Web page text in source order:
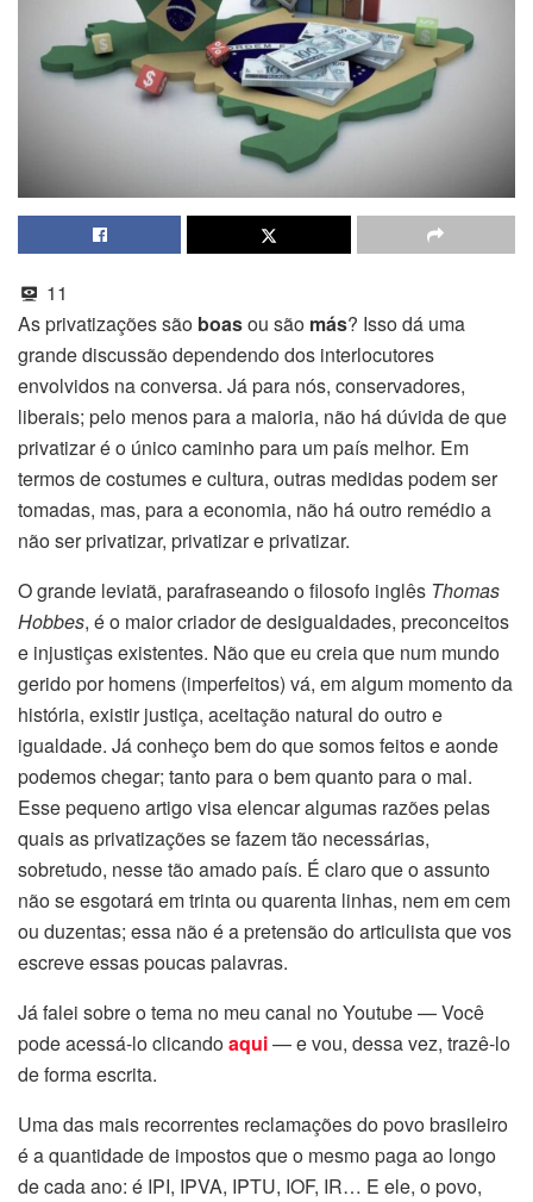
11
As privatizações são boasou são más? Isso dá uma
grande discussão dependendo dos interlocutores
envolvidos na conversa. Já para nós, conservadores,
liberais; pelo menos para a maioria, não há dúvida de que
privatizar é o único caminho para um país melhor. Em
termos de costumes e cultura, outras medidas podem ser
tomadas, mas, para a economia, não há outro remédio a
não ser privatizar, privatizar e privatizar.
O grande leviatã, parafraseando o filosofo inglês Thomas
Hobbes, é o maior criador de desigualdades, preconceitos
e injustiças existentes. Não que eu creia que num mundo
gerido por homens (imperfeitos) vá, em algum momento da
história, existir justiça, aceitação natural do outro e
igualdade. Já conheço bem do que somos feitos e aonde
podemos chegar; tanto para o bem quanto para o mal.
Esse pequeno artigo visa elencar algumas razões pelas
quais as privatizações se fazem tão necessárias,
sobretudo, nesse tão amado país. É claro que o assunto
não se esgotará em trinta ou quarenta linhas, nem em cem
ou duzentas; essa não é a pretensão do articulista que vos
escreve essas poucas palavras.
Já falei sobre o tema no meu canal no Youtube — Você
pode acessá-lo clicandoaqui— e vou, dessa vez, trazê-lo
de forma escrita.
Uma das mais recorrentes reclamações do povo brasileiro
é a quantidade de impostos que o mesmo paga ao longo
de cada ano: é IPI, IPVA, IPTU, IOF, IR… E ele, o povo,